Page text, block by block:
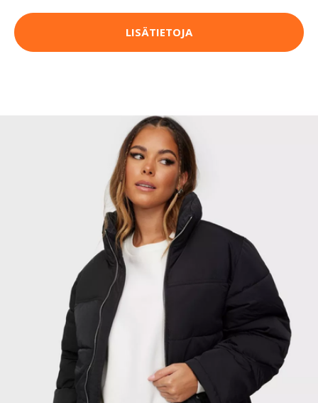
LISÄTIETOJA